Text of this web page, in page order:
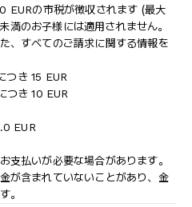
EURの市税が徴収されます (最大
満のお子様には適用されません。
、すべてのご請求に関する情報を
つき 15 EUR
つき 10 EUR
EUR
支払いが必要な場合があります。
が含まれていないことがあり、金
。